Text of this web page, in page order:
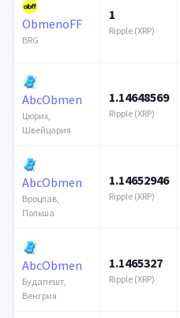
ObmenoFF
BRG
1
Ripple (XRP)
AbcObmen
Цюрих,
Швейцария
1.14648569
Ripple (XRP)
AbcObmen
Вроцлав,
Польша
1.14652946
Ripple (XRP)
AbcObmen
Будапешт,
Венгрия
1.1465327
Ripple (XRP)